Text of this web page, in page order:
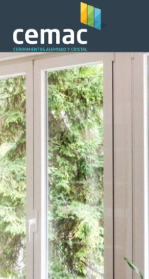
2
JUNIO
2024
VENTANA,
PROPIA
8
MAYO
2024
POR QUÉ